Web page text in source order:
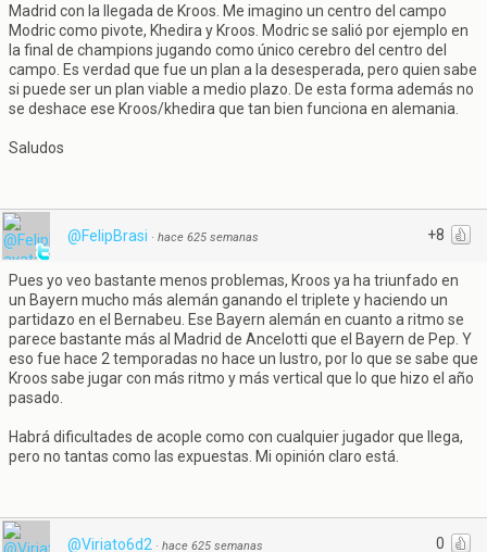
Madrid con la llegada de Kroos. Me imagino un centro del campo
Modric como pivote, Khedira y Kroos. Modric se salió por ejemplo en
la final de champions jugando como único cerebro del centro del
campo. Es verdad que fue un plan a la desesperada, pero quien sabe
si puede ser un plan viable a medio plazo. De esta forma además no
se deshace ese Kroos/khedira que tan bien funciona en alemania.
Saludos
+8
@FelipBrasi · hace 625 semanas
Pues yo veo bastante menos problemas, Kroos ya ha triunfado en
un Bayern mucho más alemán ganando el triplete y haciendo un
partidazo en el Bernabeu. Ese Bayern alemán en cuanto a ritmo se
parece bastante más al Madrid de Ancelotti que el Bayern de Pep. Y
eso fue hace 2 temporadas no hace un lustro, por lo que se sabe que
Kroos sabe jugar con más ritmo y más vertical que lo que hizo el año
pasado.
Habrá dificultades de acople como con cualquier jugador que llega,
pero no tantas como las expuestas. Mi opinión claro está.
0
@Viriato6d2 · hace 625 semanas